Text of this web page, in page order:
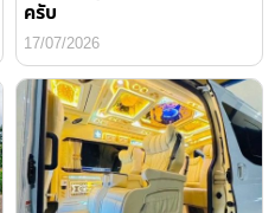
ครับ
17/07/2026